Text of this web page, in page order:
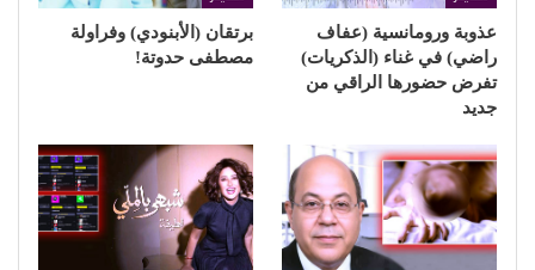
عذوبة ورومانسية (عفاف
راضي) في غناء (الذكريات)
تفرض حضورها الراقي من
جديد
برتقان (الأبنودي) وفراولة
مصطفى حدوتة!